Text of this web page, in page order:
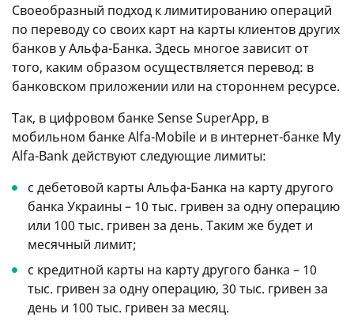
Своеобразный подход к лимитированию операций
по переводу со своих карт на карты клиентов других
банков у Альфа-Банка. Здесь многое зависит от
того, каким образом осуществляется перевод: в
банковском приложении или на стороннем ресурсе.
Так, в цифровом банке Sense SuperApp, в
мобильном банке Alfa-Mobile и в интернет-банке My
Alfa-Bank действуют следующие лимиты:
с дебетовой карты Альфа-Банка на карту другого
банка Украины – 10 тыс. гривен за одну операцию
или 100 тыс. гривен за день. Таким же будет и
месячный лимит;
с кредитной карты на карту другого банка – 10
тыс. гривен за одну операцию, 30 тыс. гривен за
день и 100 тыс. гривен за месяц.